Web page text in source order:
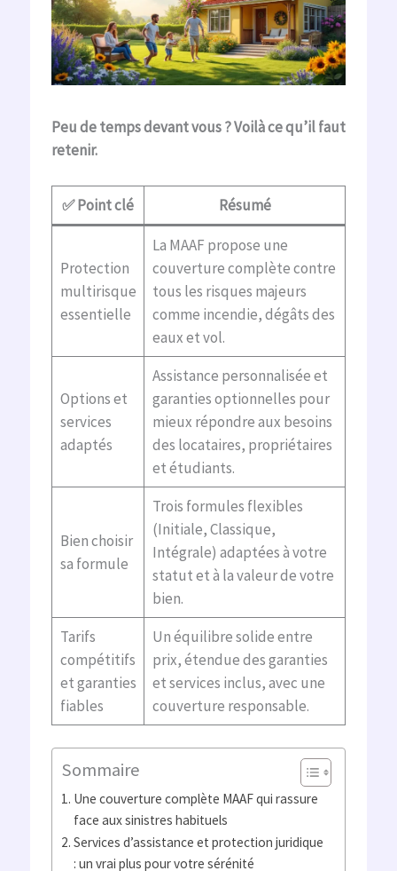
Peu de temps devant vous ? Voilà ce qu’il faut
retenir.
✅ Point clé Résumé
Protection
multirisque
essentielle
La MAAF propose une
couverture complète contre
tous les risques majeurs
comme incendie, dégâts des
eaux et vol.
Options et
services
adaptés
Assistance personnalisée et
garanties optionnelles pour
mieux répondre aux besoins
des locataires, propriétaires
et étudiants.
Bien choisir
sa formule
Trois formules flexibles
(Initiale, Classique,
Intégrale) adaptées à votre
statut et à la valeur de votre
bien.
Tarifs
compétitifs
et garanties
fiables
Un équilibre solide entre
prix, étendue des garanties
et services inclus, avec une
couverture responsable.
Sommaire
Une couverture complète MAAF qui rassure
face aux sinistres habituels
Services d’assistance et protection juridique
: un vrai plus pour votre sérénité